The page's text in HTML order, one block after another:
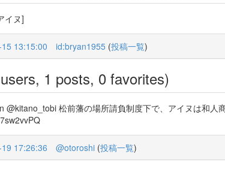
イヌ]
13:15:00 id:bryan1955 (投稿一覧)
1 posts, 0 favorites)
@kitano_tobi 松前藩の場所請負制度下で、アイヌは和人
17:26:36 @otoroshi (投稿一覧)